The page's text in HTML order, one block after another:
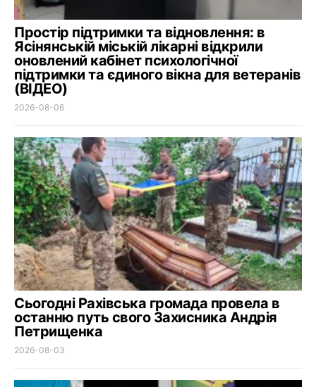
Простір підтримки та відновлення: в
Ясінянській міській лікарні відкрили
оновлений кабінет психологічної
підтримки та єдиного вікна для ветеранів
(ВІДЕО)
2026-08-06
Сьогодні Рахівська громада провела в
останню путь свого Захисника Андрія
Петрищенка
2026-08-03